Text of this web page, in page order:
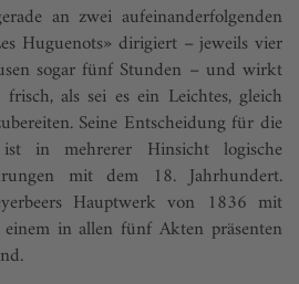
an zwei aufeinanderfolgenden
Huguenots» dirigiert – jeweils vier
sogar fünf Stunden – und wirkt
als sei es ein Leichtes, gleich
Seine Entscheidung für die
in mehrerer Hinsicht logische
mit dem 18. Jahrhundert.
Hauptwerk von 1836 mit
in allen fünf Akten präsenten